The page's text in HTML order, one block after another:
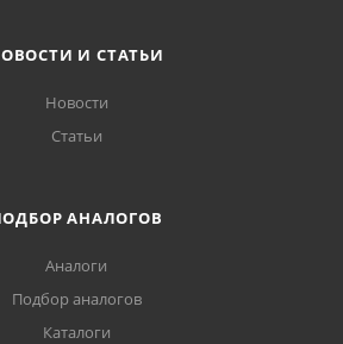
И СТАТЬИ
Новости
Статьи
АНАЛОГОВ
Аналоги
Подбор аналогов
Каталоги